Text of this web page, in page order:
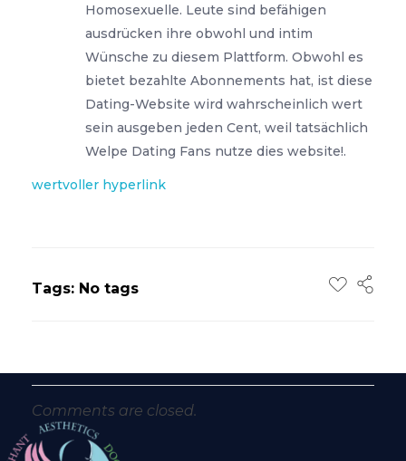
Homosexuelle. Leute sind befähigen
ausdrücken ihre obwohl und intim
Wünsche zu diesem Plattform. Obwohl es
bietet bezahlte Abonnements hat, ist diese
Dating-Website wird wahrscheinlich wert
sein ausgeben jeden Cent, weil tatsächlich
Welpe Dating Fans nutze dies website!.
wertvoller hyperlink
Tags: No tags
Comments are closed.